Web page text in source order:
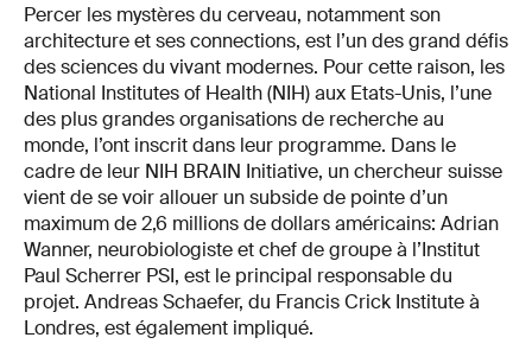
Percer les mystères du cerveau, notamment son
architecture et ses connections, est l’un des grand défis
des sciences du vivant modernes. Pour cette raison, les
National Institutes of Health (NIH) aux Etats-Unis, l’une
des plus grandes organisations de recherche au
monde, l’ont inscrit dans leur programme. Dans le
cadre de leur NIH BRAIN Initiative, un chercheur suisse
vient de se voir allouer un subside de pointe d’un
maximum de 2,6 millions de dollars américains: Adrian
Wanner, neurobiologiste et chef de groupe à l’Institut
Paul Scherrer PSI, est le principal responsable du
projet. Andreas Schaefer, du Francis Crick Institute à
Londres, est également impliqué.